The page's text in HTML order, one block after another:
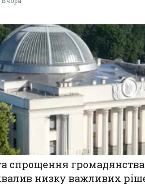
спрощення
низку важливих